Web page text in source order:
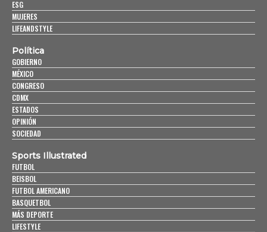
ESG
MUJERES
LIFEANDSTYLE
Política
GOBIERNO
MÉXICO
CONGRESO
CDMX
ESTADOS
OPINIÓN
SOCIEDAD
Sports Illustrated
FUTBOL
BEISBOL
FUTBOL AMERICANO
BASQUETBOL
MÁS DEPORTE
LIFESTYLE